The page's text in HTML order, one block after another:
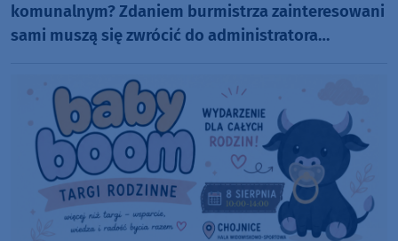
komunalnym? Zdaniem burmistrza zainteresowani
sami muszą się zwrócić do administratora